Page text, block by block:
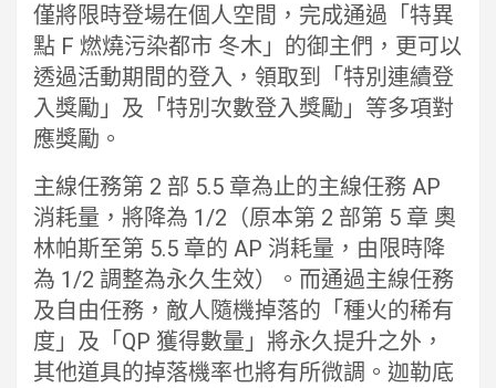
僅將限時登場在個人空間，完成通過「特異
點 F 燃燒污染都市 冬木」的御主們，更可以
透過活動期間的登入，領取到「特別連續登
入獎勵」及「特別次數登入獎勵」等多項對
應獎勵。
主線任務第 2 部 5.5 章為止的主線任務 AP
消耗量，將降為 1/2（原本第 2 部第 5 章 奧
林帕斯至第 5.5 章的 AP 消耗量，由限時降
為 1/2 調整為永久生效）。而通過主線任務
及自由任務，敵人隨機掉落的「種火的稀有
度」及「QP 獲得數量」將永久提升之外，
其他道具的掉落機率也將有所微調。迦勒底